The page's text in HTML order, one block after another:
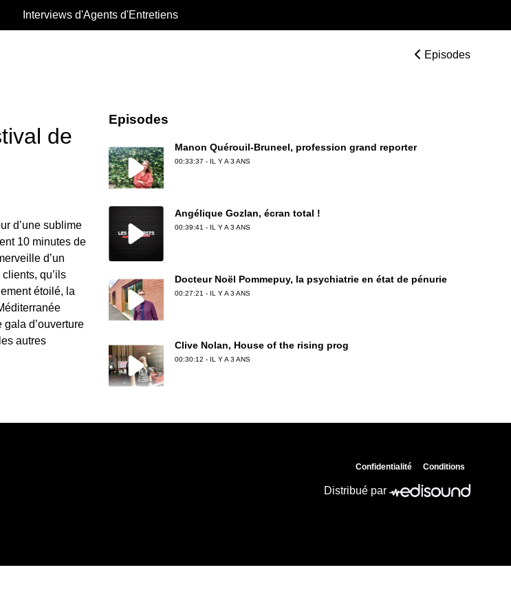
Interviews d'Agents d'Entretiens
Episodes
de
d’une sublime
10 minutes de
d’un
qu’ils
étoilé, la
d’ouverture
autres
Episodes
Manon Quérouil-Bruneel, profession grand reporter
00:33:37 - IL Y A 3 ANS
Angélique Gozlan, écran total !
00:39:41 - IL Y A 3 ANS
Docteur Noël Pommepuy, la psychiatrie en état de pénurie
00:27:21 - IL Y A 3 ANS
Clive Nolan, House of the rising prog
00:30:12 - IL Y A 3 ANS
00:30:50 - IL Y A 3 ANS
Confidentialité Conditions
Distribué par